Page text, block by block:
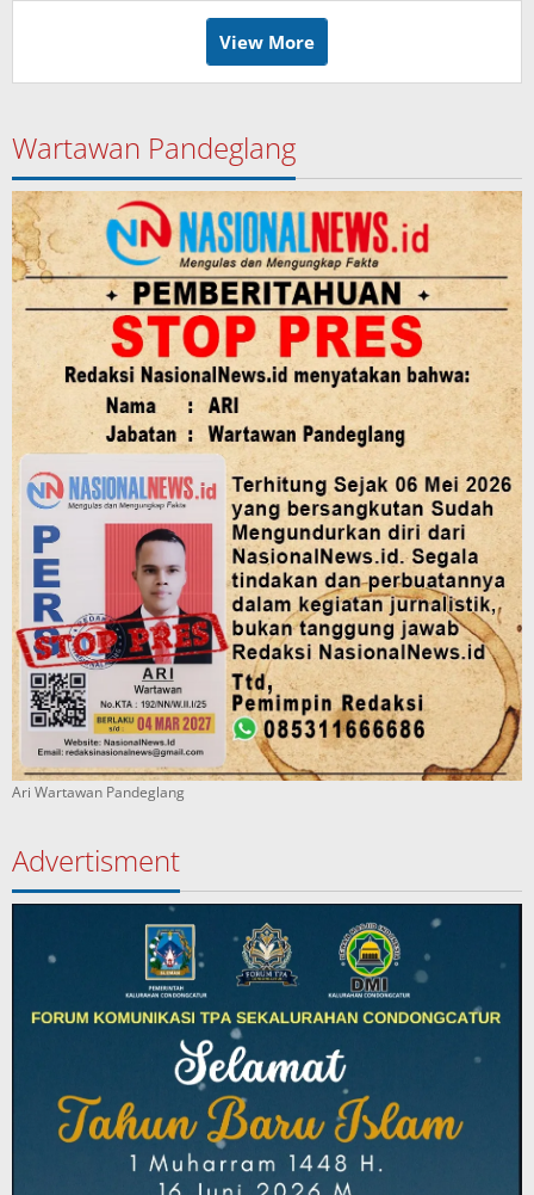
View More
Wartawan Pandeglang
Ari Wartawan Pandeglang
Advertisment